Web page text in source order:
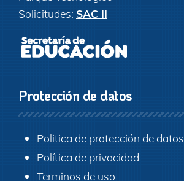
Solicitudes: SAC II
Protección de datos
Politica de protección de datos
Política de privacidad
Terminos de uso